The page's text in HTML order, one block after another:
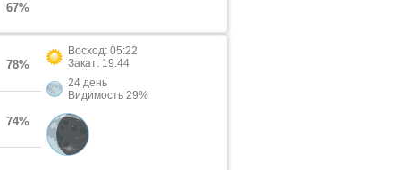
67%
78%
74%
Восход: 05:22
Закат: 19:44
24 день
Видимость 29%